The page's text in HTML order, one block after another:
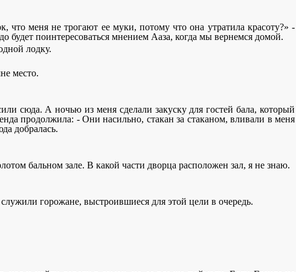
что меня не трогают ее муки, потому что она утратила красоту?» -
поинтересоваться мнением Ааза, когда мы вернемся домой.
лодку.
место.
сюда. А ночью из меня сделали закуску для гостей бала, который
продолжила: - Они насильно, стакан за стаканом, вливали в меня
добралась.
бальном зале. В какой части дворца расположен зал, я не знаю.
горожане, выстроившиеся для этой цели в очередь.